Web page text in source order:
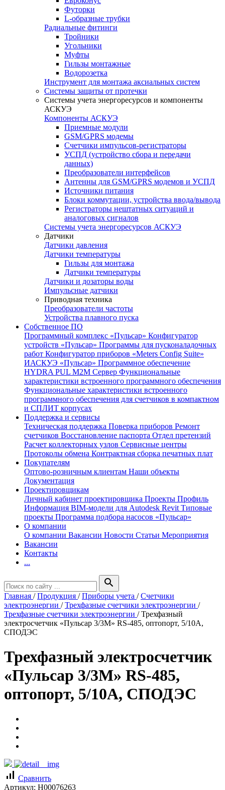
Футорки
L-образные трубки
Радиальные фитинги
Тройники
Угольники
Муфты
Гильзы монтажные
Водорозетка
Инструмент для монтажа аксиальных систем
Системы защиты от протечки
Системы учета энергоресурсов и компоненты
АСКУЭ
Компоненты АСКУЭ
Приемные модули
GSM/GPRS модемы
Счетчики импульсов-регистраторы
УСПД (устройство сбора и передачи
данных)
Преобразователи интерфейсов
Антенны для GSM/GPRS модемов и УСПД
Источники питания
Блоки коммутации, устройства ввода/вывода
Регистраторы нештатных ситуаций и
аналоговых сигналов
Системы учета энергоресурсов АСКУЭ
Датчики
Датчики давления
Датчики температуры
Гильзы для монтажа
Датчики температуры
Датчики и дозаторы воды
Импульсные датчики
Приводная техника
Преобразователи частоты
Устройства плавного пуска
Собственное ПО
Программный комплекс «Пульсар» Конфигуратор
устройств «Пульсар» Программы для пусконаладочных
работ Конфигуратор приборов «Meters Config Suite»
ИАСКУЭ «Пульсар» Программное обеспечение
HYDRA PUL M2M Сервер Функциональные
характеристики встроенного программного обеспечения
Функциональные характеристики встроенного
программного обеспечения для счетчиков в компактном
и СПЛИТ корпусах
Поддержка и сервисы
Техническая поддержка Поверка приборов Ремонт
счетчиков Восстановление паспорта Отдел претензий
Расчет коллекторных узлов Сервисные центры
Протоколы обмена Контрактная сборка печатных плат
Покупателям
Оптово-розничным клиентам Наши объекты
Документация
Проектировщикам
Личный кабинет проектировщика Проекты Профиль
Информация BIM-модели для Autodesk Revit Типовые
проекты Программа подбора насосов «Пульсар»
О компании
О компании Вакансии Новости Статьи Мероприятия
Вакансии
Контакты
...
search
Главная /Продукция /Приборы учета /Счетчики
электроэнергии /Трехфазные счетчики электроэнергии /
Трехфазные счетчики электроэнергии /Трехфазный
электросчетчик «Пульсар 3/3М» RS-485, оптопорт, 5/10A,
СПОДЭС
Трехфазный электросчетчик
«Пульсар 3/3М» RS-485,
оптопорт, 5/10A, СПОДЭС
signal_cellular_alt Сравнить
Артикул: Н00076263